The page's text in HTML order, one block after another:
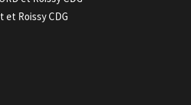
et Roissy CDG